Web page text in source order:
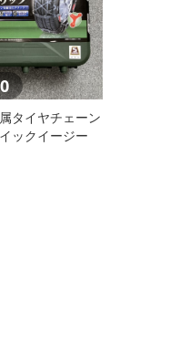
タイヤチェーン
ックイージー